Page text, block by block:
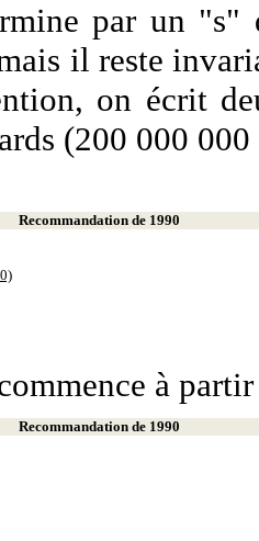
par un "s"
il reste
on écrit
(200 000
Recommandation de 1990
à
Recommandation de 1990